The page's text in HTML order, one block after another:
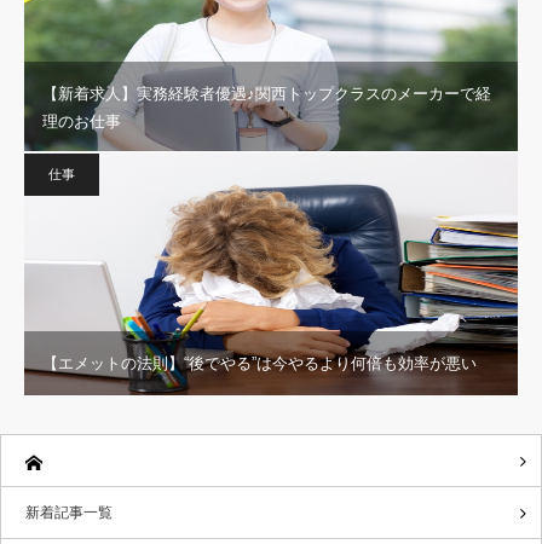
【新着求人】実務経験者優遇♪関西トップクラスのメーカーで経
理のお仕事
仕事
【エメットの法則】“後でやる”は今やるより何倍も効率が悪い
新着記事一覧